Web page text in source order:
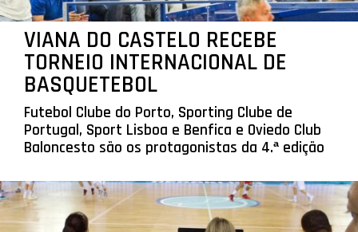
VIANA DO CASTELO RECEBE
TORNEIO INTERNACIONAL DE
BASQUETEBOL
Futebol Clube do Porto, Sporting Clube de
Portugal, Sport Lisboa e Benfica e Oviedo Club
Baloncesto são os protagonistas da 4.ª edição